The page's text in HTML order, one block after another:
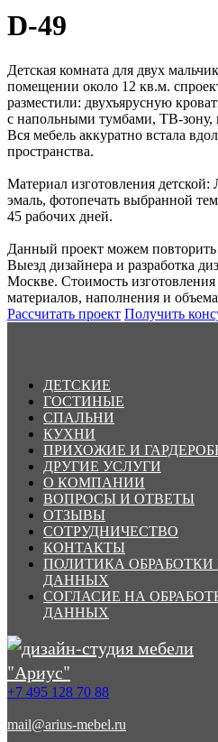
D-49
Детская комната для двух
помещении около 12 кв.м.
разместили: двухъярусную
с напольными тумбами, ТВ-зону,
Вся мебель аккуратно встала
пространства.
Материал изготовления
эмаль, фотопечать выбранной
45 рабочих дней.
Данный проект можем повторить
Выезд дизайнера и разработка
Москве. Стоимость изготовления
материалов, наполнения и объема
Рассчитать проект Получить
ДЕТСКИЕ
ГОСТИНЫЕ
СПАЛЬНИ
КУХНИ
ПРИХОЖИЕ И
ДРУГИЕ УСЛУГИ
О КОМПАНИИ
ВОПРОСЫ И ОТВЕТЫ
ОТЗЫВЫ
СОТРУДНИЧЕСТВО
КОНТАКТЫ
ПОЛИТИКА
ДАННЫХ
СОГЛАСИЕ НА
ДАННЫХ
+7 495 128 70 88
mail@arius-mebel.ru